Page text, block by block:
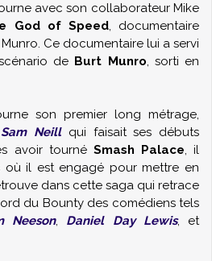
avec son collaborateur Mike
God of Speed, documentaire
Ce documentaire lui a servi
de Burt Munro, sorti en
son premier long métrage,
Sam Neillqui faisait ses débuts
avoir tourné Smash Palace, il
où il est engagé pour mettre en
dans cette saga qui retrace
du Bounty des comédiens tels
Neeson, Daniel Day Lewis, et